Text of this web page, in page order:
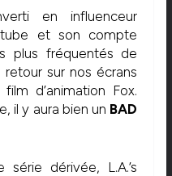
en influenceur
et son compte
plus fréquentés de
retour sur nos écrans
film d’animation Fox.
il y aura bien un BAD
dérivée, L.A.’s